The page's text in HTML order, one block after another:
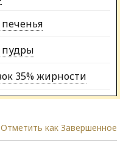
печенья
пудры
35% жирности
Отметить как Завершенное